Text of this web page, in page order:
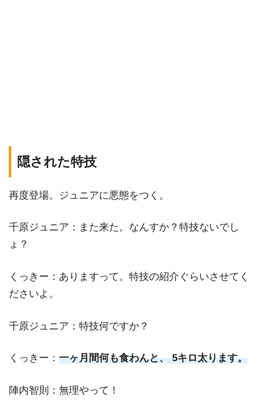
隠された特技
再度登場。ジュニアに悪態をつく。
千原ジュニア：また来た。なんすか？特技ないでし
ょ？
くっきー：ありますって。特技の紹介ぐらいさせてく
ださいよ。
千原ジュニア：特技何ですか？
くっきー： 一ヶ月間何も食わんと、 5キロ太ります。
陣内智則：無理やって！